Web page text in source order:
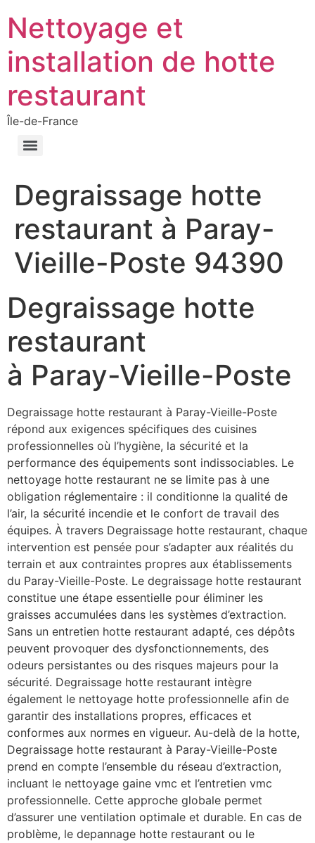
Nettoyage et
installation de hotte
restaurant
Île-de-France
Degraissage hotte
restaurant à Paray-
Vieille-Poste 94390
Degraissage hotte
restaurant
à Paray-Vieille-Poste
Degraissage hotte restaurant à Paray-Vieille-Poste
répond aux exigences spécifiques des cuisines
professionnelles où l’hygiène, la sécurité et la
performance des équipements sont indissociables. Le
nettoyage hotte restaurant ne se limite pas à une
obligation réglementaire : il conditionne la qualité de
l’air, la sécurité incendie et le confort de travail des
équipes. À travers Degraissage hotte restaurant, chaque
intervention est pensée pour s’adapter aux réalités du
terrain et aux contraintes propres aux établissements
du Paray-Vieille-Poste. Le degraissage hotte restaurant
constitue une étape essentielle pour éliminer les
graisses accumulées dans les systèmes d’extraction.
Sans un entretien hotte restaurant adapté, ces dépôts
peuvent provoquer des dysfonctionnements, des
odeurs persistantes ou des risques majeurs pour la
sécurité. Degraissage hotte restaurant intègre
également le nettoyage hotte professionnelle afin de
garantir des installations propres, efficaces et
conformes aux normes en vigueur. Au-delà de la hotte,
Degraissage hotte restaurant à Paray-Vieille-Poste
prend en compte l’ensemble du réseau d’extraction,
incluant le nettoyage gaine vmc et l’entretien vmc
professionnelle. Cette approche globale permet
d’assurer une ventilation optimale et durable. En cas de
problème, le depannage hotte restaurant ou le